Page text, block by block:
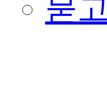
묻